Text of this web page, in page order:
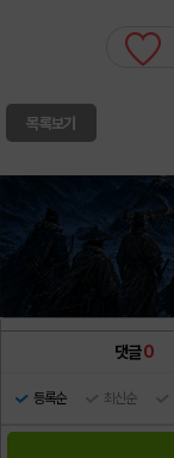
목록보기
댓글0
등록순 최신순